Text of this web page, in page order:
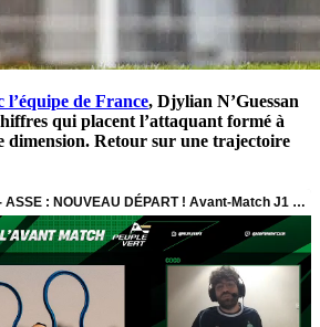
l’équipe de France, Djylian N’Guessan
qui placent l’attaquant formé à
dimension. Retour sur une trajectoire